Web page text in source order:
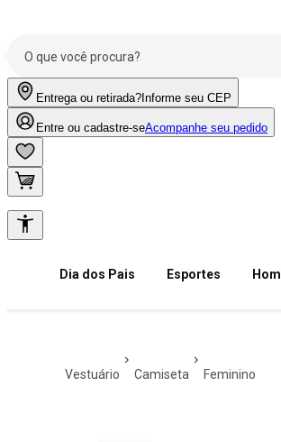
Entrega ou retirada? Informe seu CEP
Entre ou cadastre-seAcompanhe seu pedido
Dia dos Pais Esportes
vestuário camiseta feminino